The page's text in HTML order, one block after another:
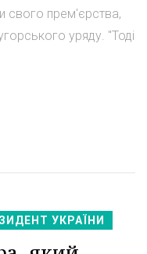
свого прем'єрства,
уряду. "Тоді
УКРАЇНИ